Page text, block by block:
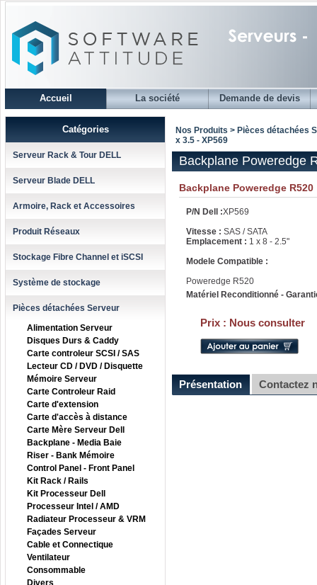
Accueil La société Demande de devis
Catégories
Serveur Rack & Tour DELL
Serveur Blade DELL
Armoire, Rack et Accessoires
Produit Réseaux
Stockage Fibre Channel et iSCSI
Système de stockage
Pièces détachées Serveur
Alimentation Serveur
Disques Durs & Caddy
Carte controleur SCSI / SAS
Lecteur CD / DVD / Disquette
Mémoire Serveur
Carte Controleur Raid
Carte d'extension
Carte d'accès à distance
Carte Mère Serveur Dell
Backplane - Media Baie
Riser - Bank Mémoire
Control Panel - Front Panel
Kit Rack / Rails
Kit Processeur Dell
Processeur Intel / AMD
Radiateur Processeur & VRM
Façades Serveur
Cable et Connectique
Ventilateur
Consommable
Divers
Nos Produits > Pièces détachées
x 3.5 - XP569
Backplane Poweredge
Backplane Poweredge R520
P/N Dell :XP569
Vitesse : SAS / SATA
Emplacement : 1 x 8 - 2.5"
Modele Compatible :
Poweredge R520
Matériel Reconditionné -
Prix : Nous consulter
Présentation Contactez